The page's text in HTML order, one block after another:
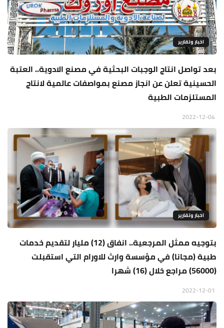
اخبار وتقارير
بعد تواصل انتاج الوجبات البحثية في مصنع الادوية.. العتبة
الحسينية تعلن عن انجاز مصنع بمواصفات عالمية لانتاج
المستلزمات الطبية
اخبار وتقارير
بتوجيه ممثل المرجعية.. انفاق (12) مليار لتقديم خدمات
طبية (مجانا) في مؤسسة وارث للاورام التي استقبلت
(56000) مراجع خلال (16) شهرا